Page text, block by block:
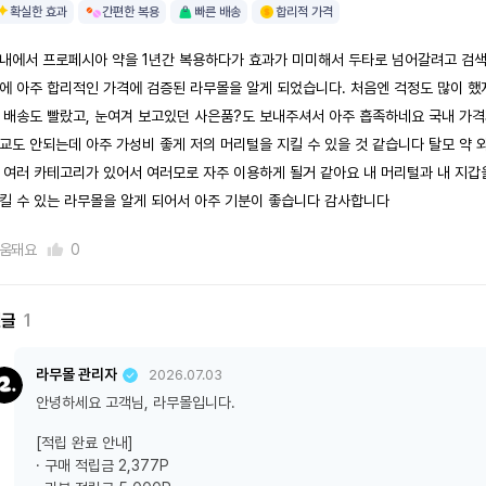
확실한 효과 간편한 복용 빠른 배송 합리적 가격
에서 프로페시아 약을 1년간 복용하다가 효과가 미미해서 두타로 넘어갈려고 검색
아주 합리적인 가격에 검증된 라무몰을 알게 되었습니다. 처음엔 걱정도 많이 했
배송도 빨랐고, 눈여겨 보고있던 사은품?도 보내주셔서 아주 흡족하네요 국내 가
도 안되는데 아주 가성비 좋게 저의 머리털을 지킬 수 있을 것 같습니다 탈모 약 외
여러 카테고리가 있어서 여러모로 자주 이용하게 될거 같아요 내 머리털과 내 지갑
수 있는 라무몰을 알게 되어서 아주 기분이 좋습니다 감사합니다
돼요 0
1
라무몰 관리자 2026.07.03
안녕하세요 고객님, 라무몰입니다.
[적립 완료 안내]
· 구매 적립금 2,377P